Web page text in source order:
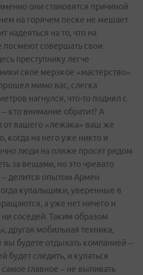
они становятся причиной
на горячем песке не мешает
надеяться на то, что на
совершать свои
преступнику легче
свое мерзкое «мастерство»
мимо вас, слегка
нагнулся, что-то поднял с
кто внимание обратит? А
от вашего «лежака» ваш же
когда на него уже никто и
люди на пляже просят рядом
за вещами, но это чревато
делится опытом Армен
купальщики, уверенные в
а уже нет ничего и
соседей. Таким образом
другая мобильная техника,
будете отдыхать компанией –
следить, и купаться
главное – не выпивать